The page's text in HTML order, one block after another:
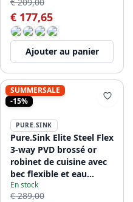
€ 177,65
Ajouter au panier
SUMMERSALE
-15%
PURE.SINK
Pure.Sink Elite Steel Flex
3-way PVD brossé or
robinet de cuisine avec
bec flexible et eau
filtrée PS8110-60
En stock
€ 289,00